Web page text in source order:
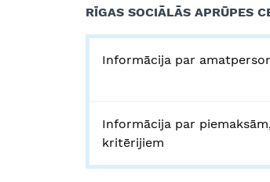
RĪGAS SOCIĀLĀS APRŪPES
Informācija par
Informācija par
kritērijiem